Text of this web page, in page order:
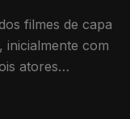
filmes de capa
inicialmente com
atores